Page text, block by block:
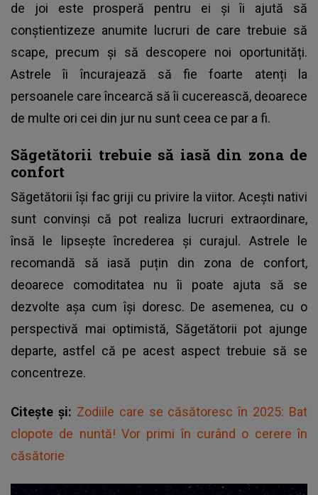
de joi este prosperă pentru ei și îi ajută să
conștientizeze anumite lucruri de care trebuie să
scape, precum și să descopere noi oportunități.
Astrele îi încurajează să fie foarte atenți la
persoanele care încearcă să îi cucerească, deoarece
de multe ori cei din jur nu sunt ceea ce par a fi.
Săgetătorii trebuie să iasă din zona de
confort
Săgetătorii își fac griji cu privire la viitor. Acești nativi
sunt convinși că pot realiza lucruri extraordinare,
însă le lipsește încrederea și curajul. Astrele le
recomandă să iasă puțin din zona de confort,
deoarece comoditatea nu îi poate ajuta să se
dezvolte așa cum își doresc. De asemenea, cu o
perspectivă mai optimistă, Săgetătorii pot ajunge
departe, astfel că pe acest aspect trebuie să se
concentreze.
Citește și: Zodiile care se căsătoresc în 2025: Bat
clopote de nuntă! Vor primi în curând o cerere în
căsătorie